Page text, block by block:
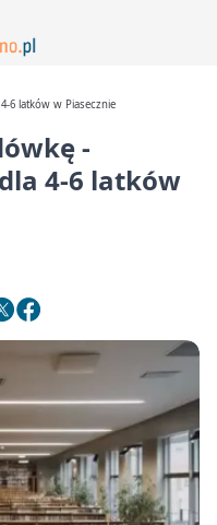
6 latków w Piasecznie
-
4-6 latków